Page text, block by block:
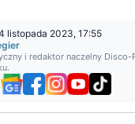
listopada 2023, 17:55
i redaktor naczelny